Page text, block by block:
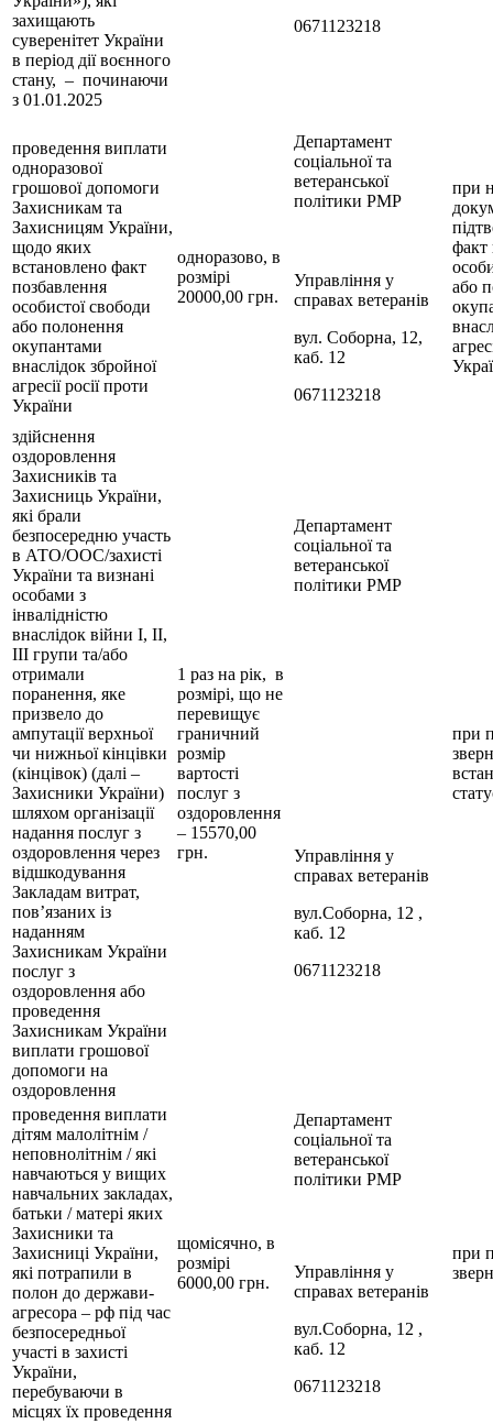
захищають
суверенітет України
в період дії воєнного
стану, – починаючи
з 01.01.2025
0671123218
проведення виплати
одноразової
грошової допомоги
Захисникам та
Захисницям України,
щодо яких
встановлено факт
позбавлення
особистої свободи
або полонення
окупантами
внаслідок збройної
агресії росії проти
України
одноразово, в
розмірі
20000,00 грн.
Департамент
соціальної та
ветеранської
політики РМР
при
факт
або
Управління у
справах ветеранів
вул. Соборна, 12,
каб. 12
0671123218
здійснення
оздоровлення
Захисників та
Захисниць України,
які брали
безпосередню участь
в АТО/ООС/захисті
України та визнані
особами з
інвалідністю
внаслідок війни І, ІІ,
ІІІ групи та/або
отримали
поранення, яке
призвело до
ампутації верхньої
чи нижньої кінцівки
(кінцівок) (далі –
Захисники України)
шляхом організації
надання послуг з
оздоровлення через
відшкодування
Закладам витрат,
пов’язаних із
наданням
Захисникам України
послуг з
оздоровлення або
проведення
Захисникам України
виплати грошової
допомоги на
оздоровлення
1 раз на рік, в
розмірі, що не
перевищує
граничний
розмір
вартості
послуг з
оздоровлення
– 15570,00
грн.
Департамент
соціальної та
ветеранської
політики РМР
при
Управління у
справах ветеранів
вул.Соборна, 12 ,
каб. 12
0671123218
проведення виплати
дітям малолітнім /
неповнолітнім / які
навчаються у вищих
навчальних закладах,
батьки / матері яких
Захисники та
Захисниці України,
які потрапили в
полон до держави-
агресора – рф під час
безпосередньої
участі в захисті
України,
перебуваючи в
місцях їх проведення
щомісячно, в
розмірі
6000,00 грн.
Департамент
соціальної та
ветеранської
політики РМР
при
Управління у
справах ветеранів
вул.Соборна, 12 ,
каб. 12
0671123218